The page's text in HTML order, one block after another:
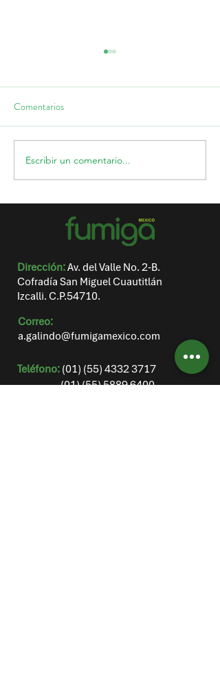
Temporada de lluvias: ¿Por
qué aumentan las plagas en
casa?
Comentarios
Escribir un comentario...
Dirección:Av. del Valle No. 2-B.
Cofradía San Miguel Cuautitlán
Izcalli. C.P.54710.
Correo:
a.galindo@fumigamexico.com
​Teléfono:(01) (55) 4332 3717
(01) (55) 5889 6400